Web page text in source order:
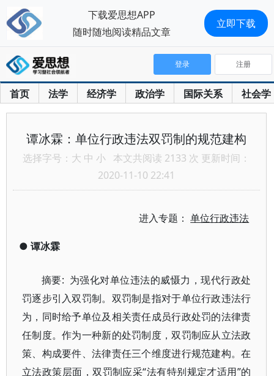
首页 法学 经济学 政治学 国际关系 社会学
登录 注册
谭冰霖：单位行政违法双罚制的规范建构
选择字号： 大 中 小 本文共阅读 2133 次 更新时间：
2020-11-10 22:41
进入专题：单位行政违法
● 谭冰霖
摘要: 为强化对单位违法的威慑力，现代行政处
罚逐步引入双罚制。双罚制是指对于单位行政违法行
为，同时给予单位及相关责任成员行政处罚的法律责
任制度。作为一种新的处罚制度，双罚制应从立法政
策、构成要件、法律责任三个维度进行规范建构。在
立法政策层面，双罚制应采“法有特别规定才适用”的
下载爱思想APP
随时随地阅读精品文章
立即下载